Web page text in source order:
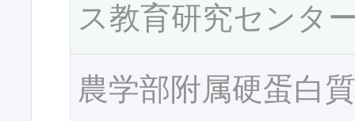
ス教育研究センタ
農学部附属硬蛋白